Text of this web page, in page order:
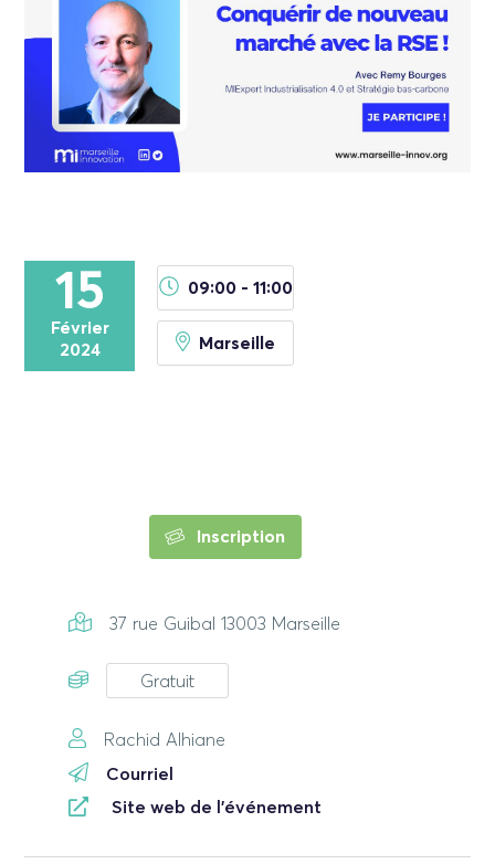
15
Février
2024
09:00 - 11:00
Marseille
Inscription
37 rue Guibal 13003 Marseille
Gratuit
Rachid Alhiane
Courriel
Site web de l'événement